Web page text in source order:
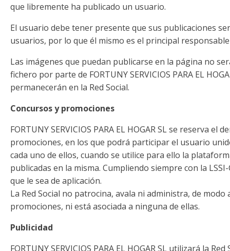
que libremente ha publicado un usuario.
El usuario debe tener presente que sus publicaciones
usuarios, por lo que él mismo es el principal
Las imágenes que puedan publicarse en la página no
fichero por parte de FORTUNY SERVICIOS PARA EL
permanecerán en la Red Social.
Concursos y promociones
FORTUNY SERVICIOS PARA EL HOGAR SL se reserva el
promociones, en los que podrá participar el usuario
cada uno de ellos, cuando se utilice para ello la
publicadas en la misma. Cumpliendo siempre con la
que le sea de aplicación.
La Red Social no patrocina, avala ni administra, de
promociones, ni está asociada a ninguna de ellas.
Publicidad
FORTUNY SERVICIOS PARA EL HOGAR SL utilizará la